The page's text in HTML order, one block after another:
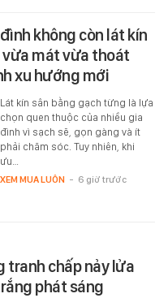
không còn lát kín
vừa mát vừa thoát
xu hướng mới
Lát kín sân bằng gạch từng là lựa
chọn quen thuộc của nhiều gia
đình vì sạch sẽ, gọn gàng và ít
phải chăm sóc. Tuy nhiên, khi
ưu…
XEM MUA LUÔN - 6 giờ trước
tranh chấp nảy lửa
phát sáng